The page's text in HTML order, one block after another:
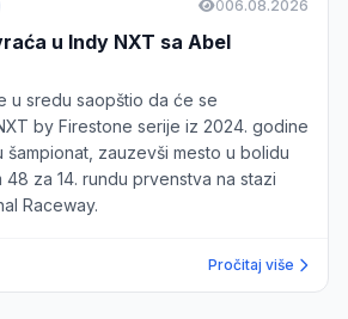
006.08.2026
u Indy NXT sa Abel
u sredu saopštio da će se
by Firestone serije iz 2024. godine
šampionat, zauzevši mesto u bolidu
za 14. rundu prvenstva na stazi
Raceway.
Pročitaj više